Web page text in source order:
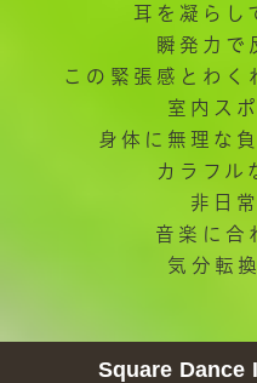
耳を凝らし
瞬発力で
この緊張感とわく
室内ス
身体に無理な
カラフル
非日
音楽に合
気分転
Square Dance